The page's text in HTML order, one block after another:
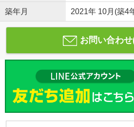
築年月 2021年 10月(築4
お問い合わ